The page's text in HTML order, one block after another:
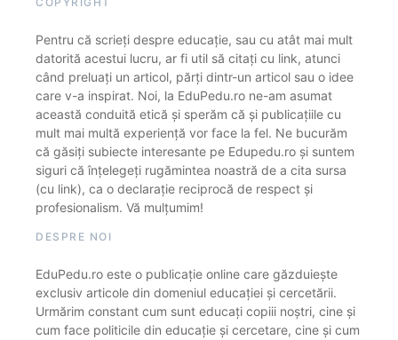
Pentru că scrieți despre educație, sau cu atât mai mult
datorită acestui lucru, ar fi util să citați cu link, atunci
când preluați un articol, părți dintr-un articol sau o idee
care v-a inspirat. Noi, la EduPedu.ro ne-am asumat
această conduită etică și sperăm că și publicațiile cu
mult mai multă experiență vor face la fel. Ne bucurăm
că găsiți subiecte interesante pe Edupedu.ro și suntem
siguri că înțelegeți rugămintea noastră de a cita sursa
(cu link), ca o declarație reciprocă de respect și
profesionalism. Vă mulțumim!
DESPRE NOI
EduPedu.ro este o publicație online care găzduiește
exclusiv articole din domeniul educației și cercetării.
Urmărim constant cum sunt educați copiii noștri, cine și
cum face politicile din educație și cercetare, cine și cum